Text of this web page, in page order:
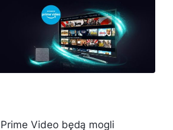
Video będą mogli